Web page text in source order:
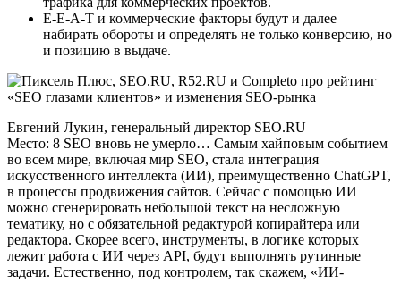
E-E-A-T и коммерческие факторы будут и далее
набирать обороты и определять не только конверсию, но
и позицию в выдаче.
Евгений Лукин, генеральный директор SEO.RU
Место: 8 SEO вновь не умерло… Самым хайповым событием
во всем мире, включая мир SEO, стала интеграция
искусственного интеллекта (ИИ), преимущественно ChatGPT,
в процессы продвижения сайтов. Сейчас с помощью ИИ
можно сгенерировать небольшой текст на несложную
тематику, но с обязательной редактурой копирайтера или
редактора. Скорее всего, инструменты, в логике которых
лежит работа с ИИ через API, будут выполнять рутинные
задачи. Естественно, под контролем, так скажем, «ИИ-